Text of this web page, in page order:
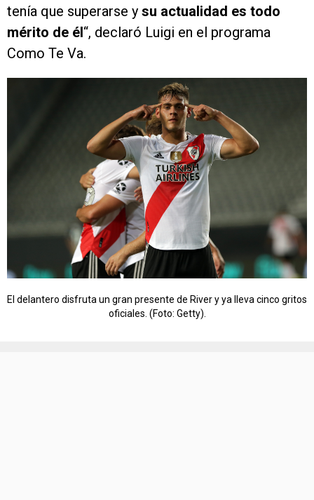
tenía que superarse y su actualidad es todo
mérito de él “, declaró Luigi en el programa
Como Te Va.
El delantero disfruta un gran presente de River y ya lleva cinco gritos
oficiales. (Foto: Getty).